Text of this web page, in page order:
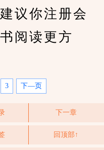
议你注册会
阅读更方
3 下—页
下一章
回顶部↑